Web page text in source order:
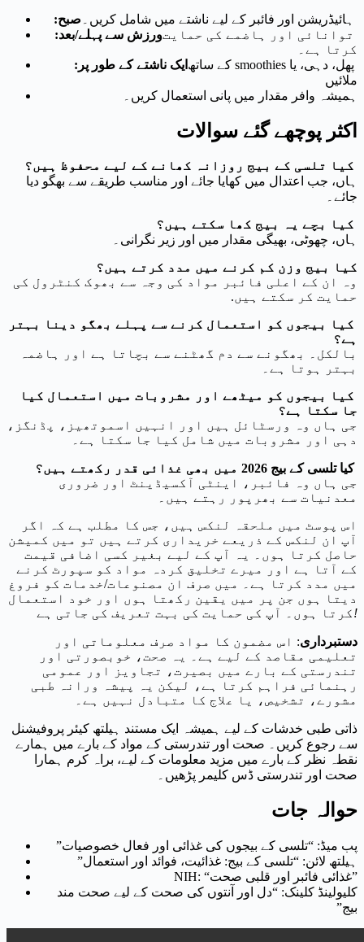
صبح: ہائیڈریشن اور فائبر کے لیے ناشتے میں شامل کریں۔
ورزش سے پہلے/بعد:توانائی اور ہاضمے کی حمایت
کرتا ہے۔
ایک ناشتے کے طور پر: پھل، دہی، یا smoothies کے ساتھ
ملائیں
ہمیشہ وافر مقدار میں پانی استعمال کریں۔
اکثر پوچھے گئے سوالات
کیا تلسی کے بیج روزانہ کھانے کے لیے محفوظ ہیں؟
ہاں، جب اعتدال میں کھایا جائے اور مناسب طریقے سے بھگو دیا
جائے۔
کیا بچے یہ بیج کھا سکتے ہیں؟
ہاں، چھوٹی، بھیگی مقدار میں اور زیر نگرانی۔
کیا بیج وزن کم کرنے میں مدد کرتے ہیں؟
وہ ان کے اعلی فائبر مواد کی وجہ سے بھوک کنٹرول کی
حمایت کر سکتے ہیں.
کیا بیجوں کو استعمال کرنے سے پہلے بھگو دینا بہتر
ہے؟
بالکل۔ بھگونے سے دم گھٹنے سے بچاتا ہے اور ہاضمہ
بہتر ہوتا ہے۔
کیا بیجوں کو میٹھے اور مشروبات میں استعمال کیا
جا سکتا ہے؟
جی ہاں وہ ورسٹائل ہیں اور انہیں اسموتھیز، پڈنگز،
دہی اور مشروبات میں شامل کیا جا سکتا ہے۔
کیا تلسی کے بیج 2026 میں بھی غذائی قدر رکھتے ہیں؟
جی ہاں وہ فائبر، اینٹی آکسیڈینٹ اور ضروری
معدنیات سے بھرپور رہتے ہیں۔
اس پوسٹ میں ملحقہ لنکس ہیں، جس کا مطلب ہے کہ اگر
آپ ان لنکس کے ذریعے خریداری کرتے ہیں تو میں کمیشن
حاصل کرتا ہوں۔ یہ آپ کے لیے بغیر کسی اضافی قیمت
کے آتا ہے اور میرے تخلیق کردہ مواد کو سپورٹ کرنے
میں مدد کرتا ہے۔ میں صرف ان مصنوعات/خدمات کو فروغ
دیتا ہوں جن پر میں یقین رکھتا ہوں اور خود استعمال
کرتا ہوں۔ آپ کی حمایت کی بہت تعریف کی جاتی ہے!
دستبرداری: اس مضمون کا مواد صرف معلوماتی اور
تعلیمی مقاصد کے لیے ہے۔ یہ صحت، خوبصورتی اور
تندرستی کے بارے میں بصیرت، تجاویز اور عمومی
رہنمائی فراہم کرتا ہے، لیکن یہ پیشہ ورانہ طبی
مشورے، تشخیص، یا علاج کا متبادل نہیں ہے۔
ذاتی طبی خدشات کے لیے ہمیشہ ایک مستند ہیلتھ کیئر پروفیشنل
سے رجوع کریں۔ صحت اور تندرستی کے مواد کے بارے میں ہمارے
نقطہ نظر کے بارے میں مزید معلومات کے لیے، براہ کرم ہمارا
صحت اور تندرستی ڈس کلیمر پڑھیں۔
حوالہ جات
پب میڈ: “تلسی کے بیجوں کی غذائی اور فعال خصوصیات”
ہیلتھ لائن: “تلسی کے بیج: غذائیت، فوائد اور استعمال”
NIH: “غذائی فائبر اور قلبی صحت”
کلیولینڈ کلینک: “دل اور آنتوں کی صحت کے لیے صحت مند
بیج”